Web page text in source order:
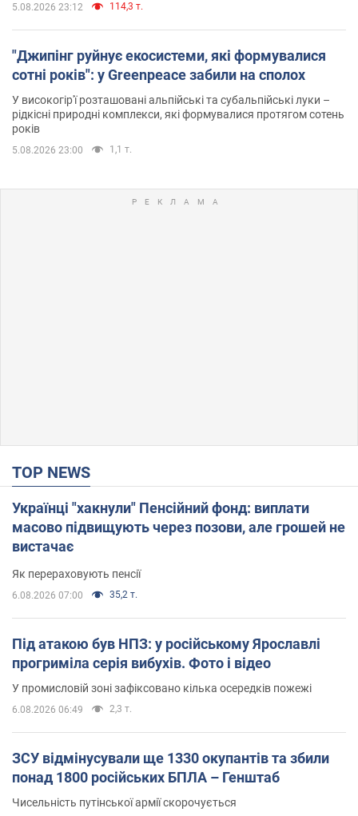
5.08.2026 23:12 114,3 т.
"Джипінг руйнує екосистеми, які формувалися
сотні років": у Greenpeace забили на сполох
У високогір'ї розташовані альпійські та субальпійські луки –
рідкісні природні комплекси, які формувалися протягом сотень
років
5.08.2026 23:00 1,1 т.
TOP NEWS
Українці "хакнули" Пенсійний фонд: виплати
масово підвищують через позови, але грошей не
вистачає
Як перераховують пенсії
6.08.2026 07:00 35,2 т.
Під атакою був НПЗ: у російському Ярославлі
прогриміла серія вибухів. Фото і відео
У промисловій зоні зафіксовано кілька осередків пожежі
6.08.2026 06:49 2,3 т.
ЗСУ відмінусували ще 1330 окупантів та збили
понад 1800 російських БПЛА – Генштаб
Чисельність путінської армії скорочується